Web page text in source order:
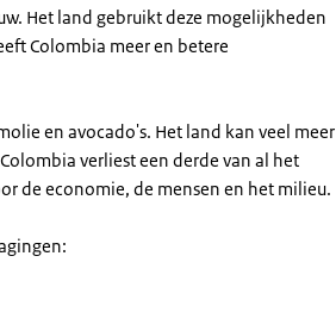
Het land gebruikt deze mogelijkheden
Colombia meer en betere
en avocado's. Het land kan veel meer
verliest een derde van al het
de economie, de mensen en het milieu.